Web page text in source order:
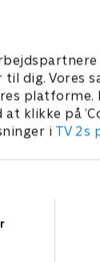
dig. Vores
platforme.
klikke på
i TV 2s